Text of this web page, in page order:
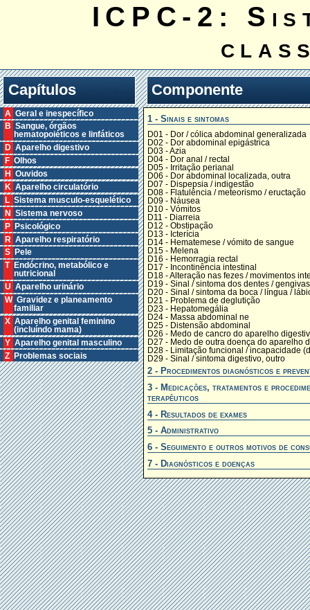
ICPC-2:
Capítulos
A Geral e inespecífico
B Sangue, órgãos
hematopoiéticos e linfáticos
D Aparelho digestivo
F Olhos
H Ouvidos
K Aparelho circulatório
L Sistema musculo-esquelético
N Sistema nervoso
P Psicológico
R Aparelho respiratório
S Pele
T Endócrino, metabólico e
nutricional
U Aparelho urinário
W Gravidez e planeamento
familiar
X Aparelho genital feminino
(incluíndo mama)
Y Aparelho genital masculino
Z Problemas sociais
Componente
1 - Sinais e sintomas
D01 - Dor / cólica abdominal generalizada
D02 - Dor abdominal epigástrica
D03 - Azia
D04 - Dor anal / rectal
D05 - Irritação perianal
D06 - Dor abdominal localizada, outra
D07 - Dispepsia / indigestão
D08 - Flatulência / meteorismo / eructação
D09 - Náusea
D10 - Vómitos
D11 - Diarreia
D12 - Obstipação
D13 - Icterícia
D14 - Hematemese / vómito de sangue
D15 - Melena
D16 - Hemorragia rectal
D17 - Incontinência intestinal
D18 - Alteração nas fezes / movimentos
D19 - Sinal / sintoma dos dentes / gengivas
D20 - Sinal / sintoma da boca / língua /
D21 - Problema de deglutição
D23 - Hepatomegália
D24 - Massa abdominal ne
D25 - Distensão abdominal
D26 - Medo de cancro do aparelho
D27 - Medo de outra doença do aparelho
D28 - Limitação funcional / incapacidade
D29 - Sinal / sintoma digestivo, outro
2 - Procedimentos diagnósticos e
3 - Medicações, tratamentos e
terapêuticos
4 - Resultados de exames
5 - Administrativo
6 - Seguimento e outros motivos de
7 - Diagnósticos e doenças